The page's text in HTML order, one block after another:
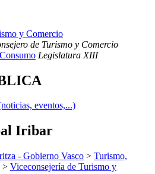
y Comercio
de Turismo y Comercio
Legislatura XIII
eventos,...)
Iribar
- Gobierno Vasco > Turismo,
> Viceconsejería de Turismo y